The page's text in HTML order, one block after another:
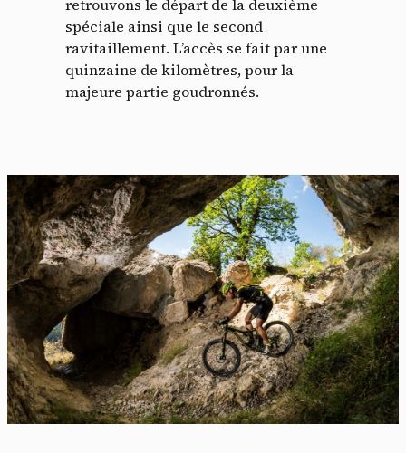
retrouvons le départ de la deuxième
spéciale ainsi que le second
ravitaillement. L’accès se fait par une
quinzaine de kilomètres, pour la
majeure partie goudronnés.